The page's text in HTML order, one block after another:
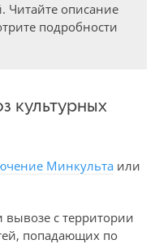
Читайте описание
подробности
культурных
Минкульта или
с территории
попадающих по